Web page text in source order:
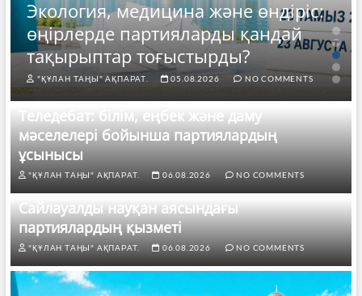
Экология, медицина және өндіріс:
өңірлерде партияларды қандай
тақырыптар тоғыстырды?
"ҚҰЛАН ТАҢЫ" АҚПАРАТ. 05.08.2026 NO COMMENTS
Теледебат: білім, еңбек және даму
мәселелері бойынша партиялардың
ұсынысы
"ҚҰЛАН ТАҢЫ" АҚПАРАТ. 06.08.2026 NO COMMENTS
Сайлауалды науқан аясындағы
партиялардың қызметі
"ҚҰЛАН ТАҢЫ" АҚПАРАТ. 06.08.2026 NO COMMENTS